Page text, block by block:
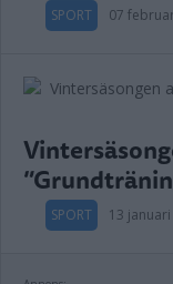
SPORT 07
SPORT 13